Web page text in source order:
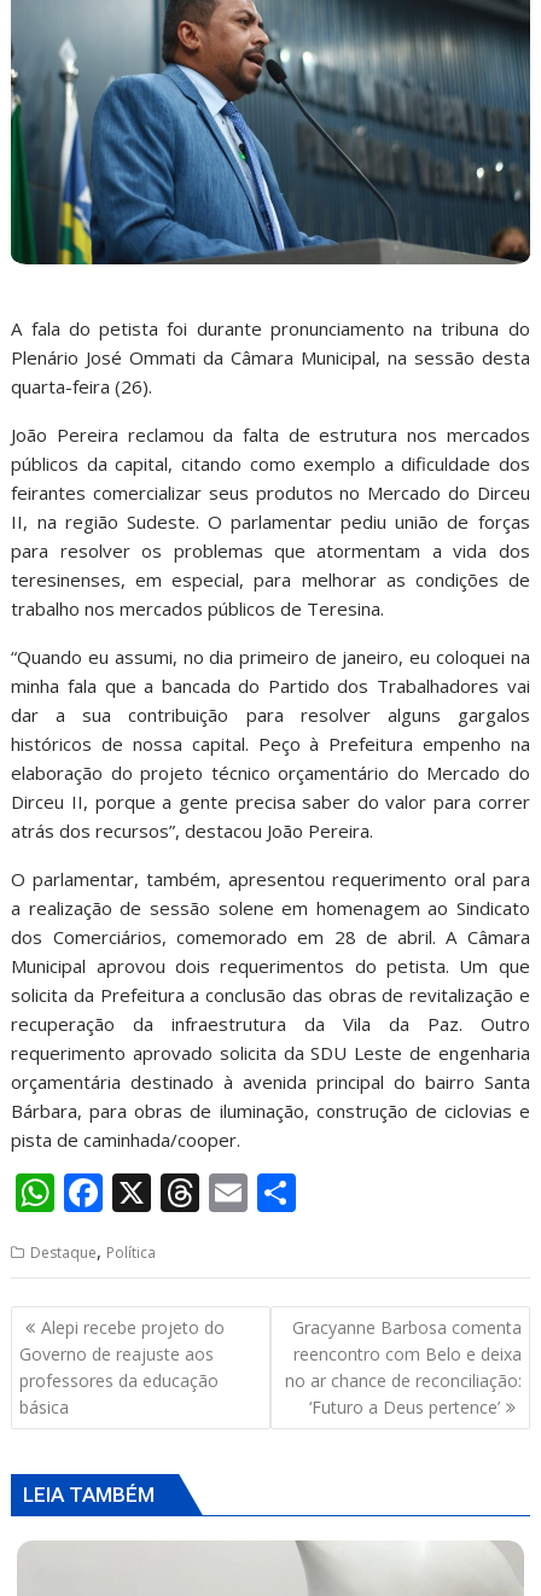
A fala do petista foi durante pronunciamento na tribuna do
Plenário José Ommati da Câmara Municipal, na sessão desta
quarta-feira (26).
João Pereira reclamou da falta de estrutura nos mercados
públicos da capital, citando como exemplo a dificuldade dos
feirantes comercializar seus produtos no Mercado do Dirceu
II, na região Sudeste. O parlamentar pediu união de forças
para resolver os problemas que atormentam a vida dos
teresinenses, em especial, para melhorar as condições de
trabalho nos mercados públicos de Teresina.
“Quando eu assumi, no dia primeiro de janeiro, eu coloquei na
minha fala que a bancada do Partido dos Trabalhadores vai
dar a sua contribuição para resolver alguns gargalos
históricos de nossa capital. Peço à Prefeitura empenho na
elaboração do projeto técnico orçamentário do Mercado do
Dirceu II, porque a gente precisa saber do valor para correr
atrás dos recursos”, destacou João Pereira.
O parlamentar, também, apresentou requerimento oral para
a realização de sessão solene em homenagem ao Sindicato
dos Comerciários, comemorado em 28 de abril. A Câmara
Municipal aprovou dois requerimentos do petista. Um que
solicita da Prefeitura a conclusão das obras de revitalização e
recuperação da infraestrutura da Vila da Paz. Outro
requerimento aprovado solicita da SDU Leste de engenharia
orçamentária destinado à avenida principal do bairro Santa
Bárbara, para obras de iluminação, construção de ciclovias e
pista de caminhada/cooper.
W
at
s
A
p
p
F
e
b
o
o
k
X T
re
a
d
s
E
ai
l
ar
e
Destaque, Política
Navegação
de
Post
Alepi recebe projeto do
Governo de reajuste aos
professores da educação
básica
Gracyanne Barbosa comenta
reencontro com Belo e deixa
no ar chance de reconciliação:
‘Futuro a Deus pertence’
LEIA TAMBÉM